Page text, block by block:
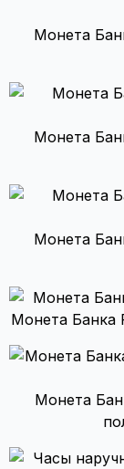
Монета
Монета
Монета
Монета Банка
Монета